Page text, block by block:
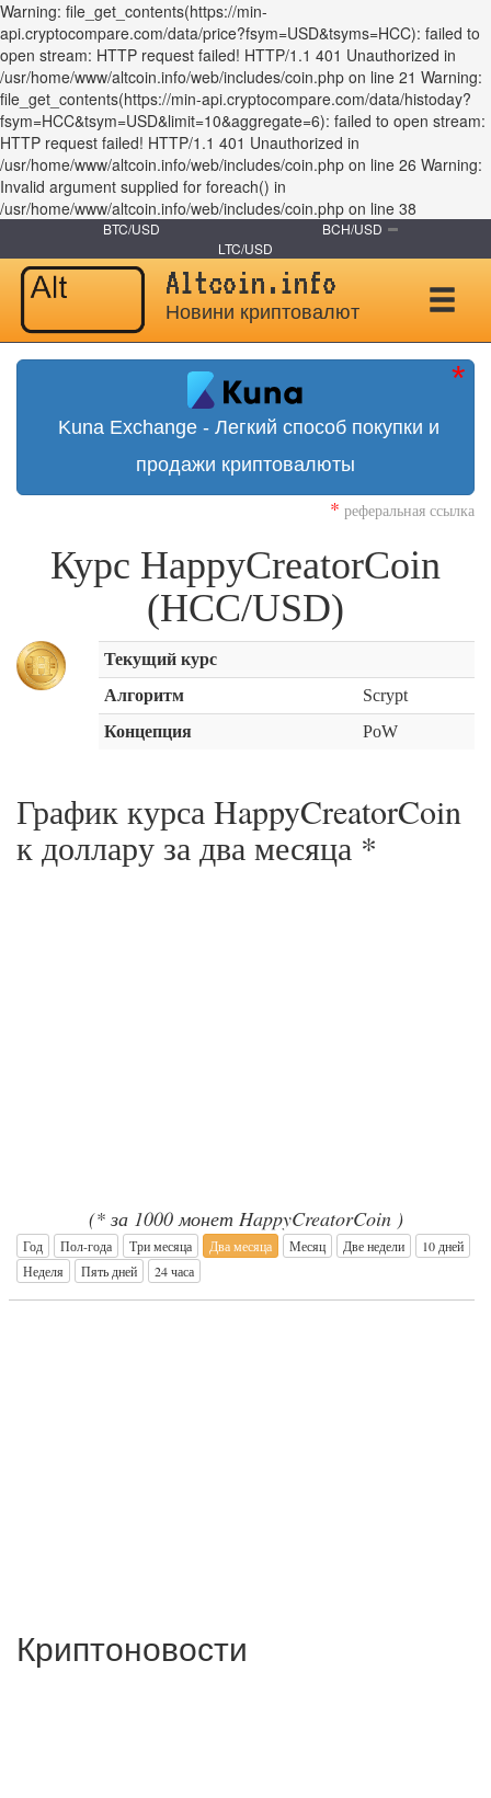
Warning: file_get_contents(https://min-
api.cryptocompare.com/data/price?fsym=USD&tsyms=HCC): failed to
open stream: HTTP request failed! HTTP/1.1 401 Unauthorized in
/usr/home/www/altcoin.info/web/includes/coin.php on line 21 Warning:
file_get_contents(https://min-api.cryptocompare.com/data/histoday?
fsym=HCC&tsym=USD&limit=10&aggregate=6): failed to open stream:
HTTP request failed! HTTP/1.1 401 Unauthorized in
/usr/home/www/altcoin.info/web/includes/coin.php on line 26 Warning:
Invalid argument supplied for foreach() in
/usr/home/www/altcoin.info/web/includes/coin.php on line 38
BTC/USD
BCH/USD
LTC/USD
Altcoin.info
Новини криптовалют
Kuna Exchange - Легкий способ покупки и
продажи криптовалюты
* реферальная ссылка
Курс HappyCreatorCoin
(HCC/USD)
Текущий курс
Алгоритм
Scrypt
Концепция
PoW
График курса HappyCreatorCoin
к доллару за два месяца *
(* за 1000 монет HappyCreatorCoin )
Год Пол-года Три месяца Два месяца Месяц Две недели
10 дней
Неделя
Пять дней 24 часа
Криптоновости